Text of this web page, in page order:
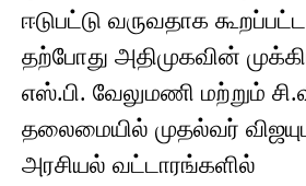
ஈடுபட்டு வருவதாக
தற்போது அதிமுகவின்
எஸ்.பி. வேலுமணி மற்றும்
தலைமையில் முதல்வர்
அரசியல் வட்டாரங்களில்